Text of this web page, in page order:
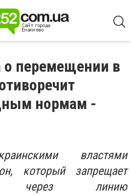
о перемещении в
нормам -
властями
который запрещает
через линию